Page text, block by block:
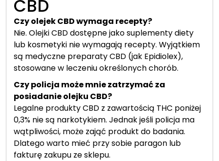
CBD
Czy olejek CBD wymaga recepty?
Nie. Olejki CBD dostępne jako suplementy diety
lub kosmetyki nie wymagają recepty. Wyjątkiem
są medyczne preparaty CBD (jak Epidiolex),
stosowane w leczeniu określonych chorób.
Czy policja może mnie zatrzymać za
posiadanie olejku CBD?
Legalne produkty CBD z zawartością THC poniżej
0,3% nie są narkotykiem. Jednak jeśli policja ma
wątpliwości, może zająć produkt do badania.
Dlatego warto mieć przy sobie paragon lub
fakturę zakupu ze sklepu.